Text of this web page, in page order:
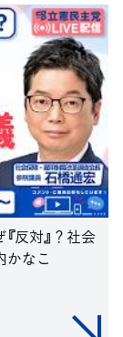
反対』？社会
なこ